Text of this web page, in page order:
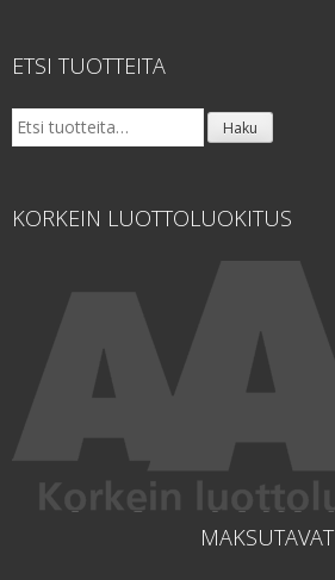
ETSI TUOTTEITA
Etsi: Haku
KORKEIN LUOTTOLUOKITUS
MAKSUTAVAT